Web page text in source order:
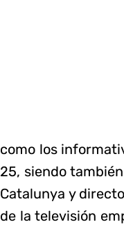
como los
25, siendo
Catalunya y
de la televisión